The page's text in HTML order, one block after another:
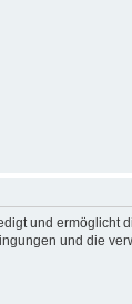
und ermöglicht
und die